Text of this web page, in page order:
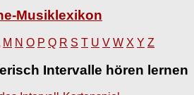
Musiklexikon
M N O P Q R S T U V W X Y Z
Intervalle hören lernen